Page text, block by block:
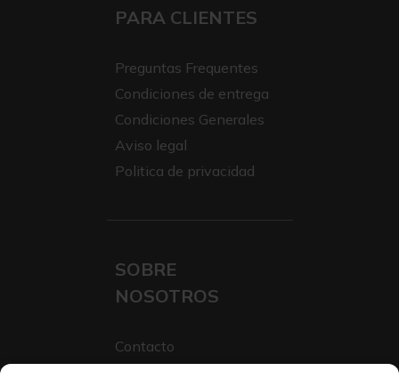
PARA CLIENTES
Preguntas Frequentes
Condiciones de entrega
Condiciones Generales
Aviso legal
Politica de privacidad
SOBRE
NOSOTROS
Contacto